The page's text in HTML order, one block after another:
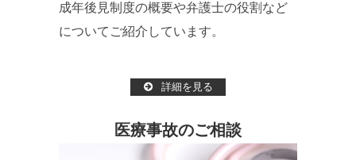
成年後見制度の概要や弁護士の役割など
についてご紹介しています。
詳細を見る
医療事故のご相談